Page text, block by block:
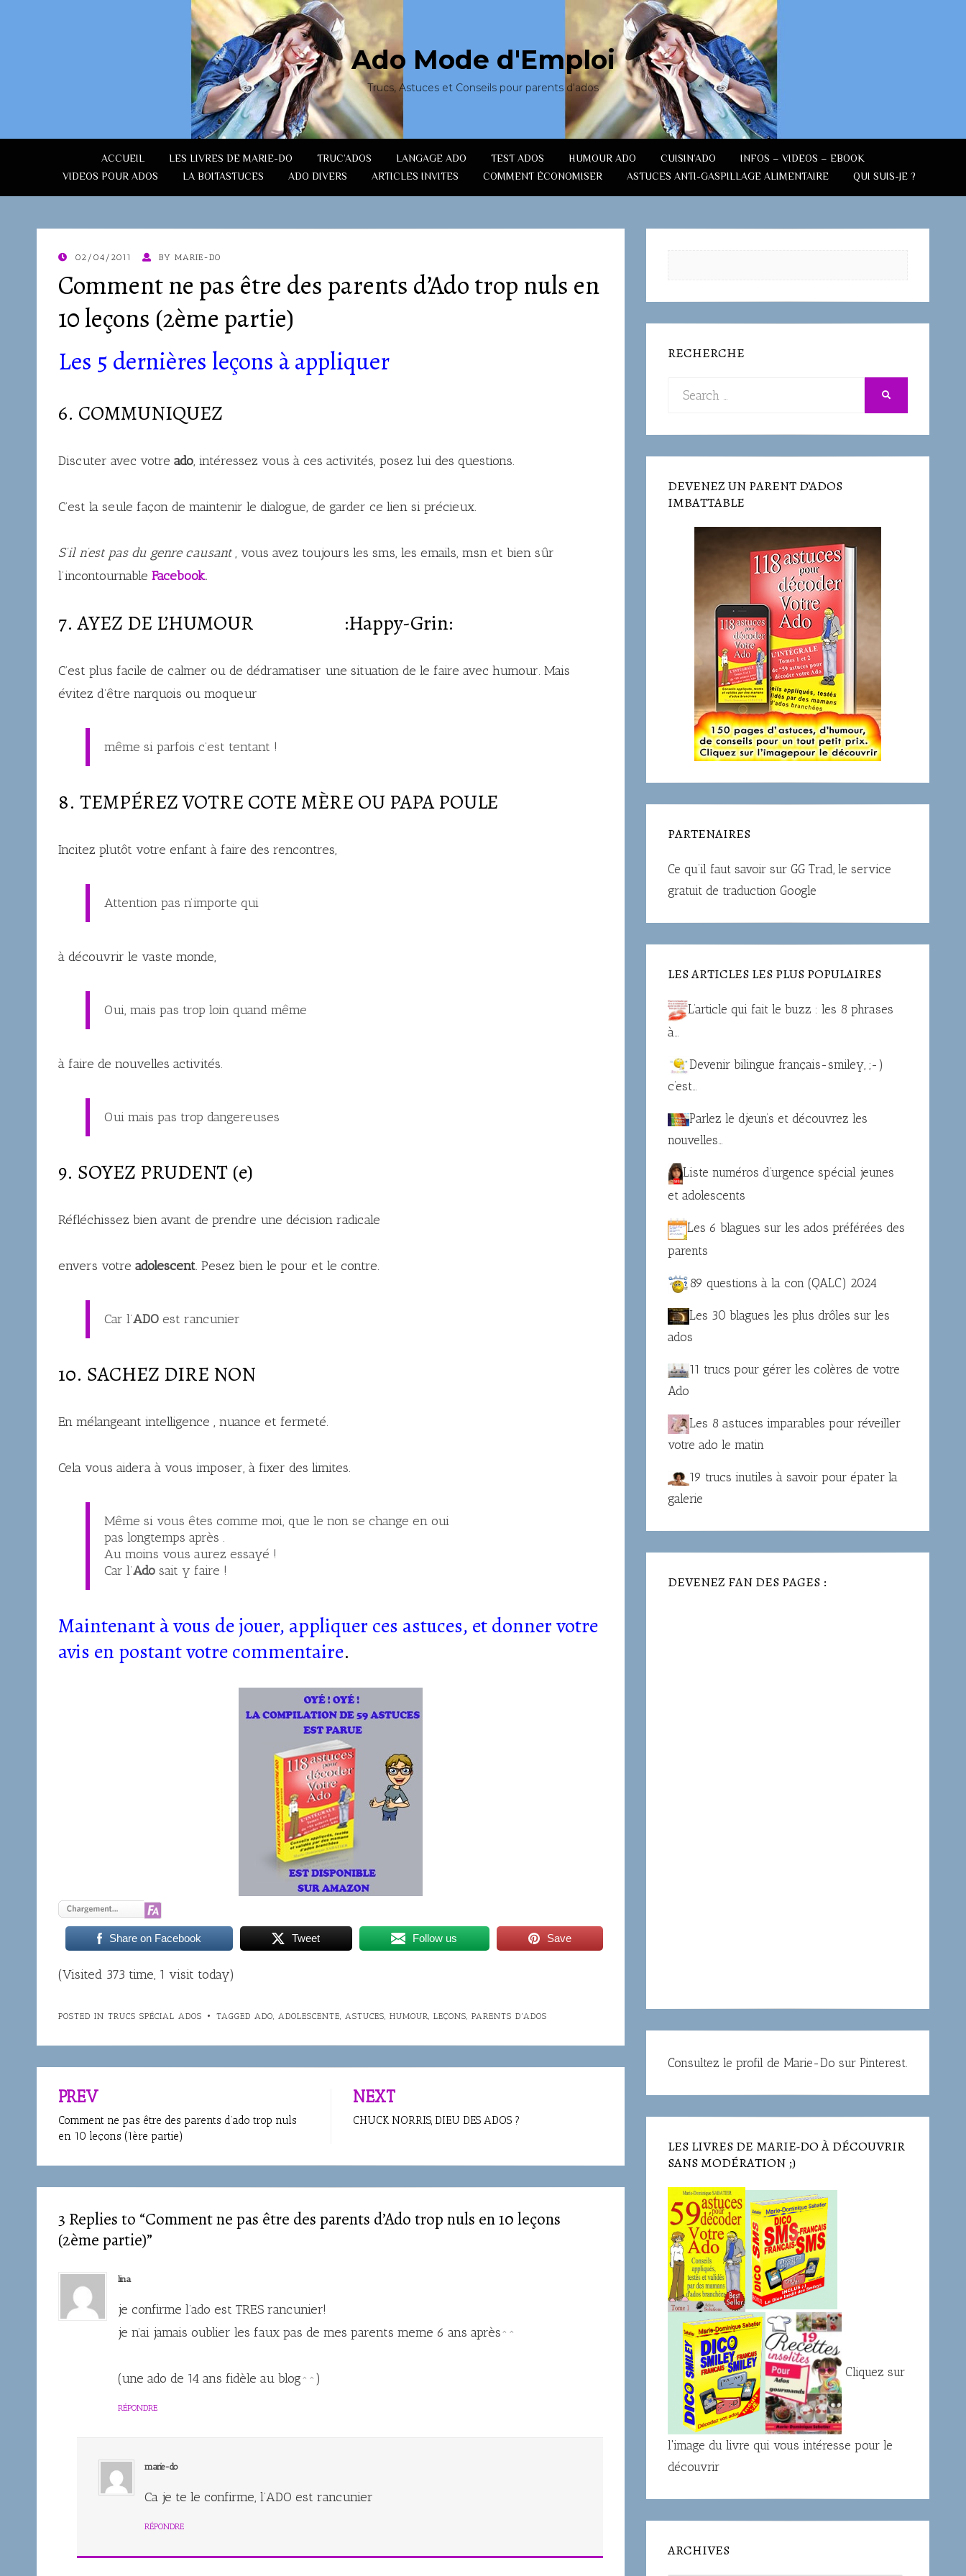
Ado Mode d'Emploi
Trucs, Astuces et Conseils pour parents d'ados
ACCUEIL LES LIVRES DE MARIE-DO TRUC’ADOS LANGAGE ADO TEST ADOS HUMOUR ADO CUISIN’ADO
INFOS – VIDEOS – EBOOK
VIDEOS POUR ADOS
LA BOITASTUCES ADO DIVERS ARTICLES INVITES COMMENT ÉCONOMISER ASTUCES ANTI-GASPILLAGE ALIMENTAIRE QUI SUIS-JE ?
POSTED02/04/2011 BY MARIE-DO
Comment ne pas être des parents d’Ado trop nuls en
10 leçons (2ème partie)
Les 5 dernières leçons à appliquer
6. COMMUNIQUEZ
Discuter avec votre ado, intéressez vous à ces activités, posez lui des questions.
C’est la seule façon de maintenir le dialogue, de garder ce lien si précieux.
S’il n’est pas du genre causant, vous avez toujours les sms, les emails, msn et bien sûr
l’incontournable Facebook.
7. AYEZ DE L’HUMOUR :Happy-Grin:
C’est plus facile de calmer ou de dédramatiser une situation de le faire avec humour. Mais
évitez d’être narquois ou moqueur
même si parfois c’est tentant !
8. TEMPÉREZ VOTRE COTE MÈRE OU PAPA POULE
Incitez plutôt votre enfant à faire des rencontres,
Attention pas n’importe qui
à découvrir le vaste monde,
Oui, mais pas trop loin quand même
à faire de nouvelles activités.
Oui mais pas trop dangereuses
9. SOYEZ PRUDENT (e)
Réfléchissez bien avant de prendre une décision radicale
envers votre adolescent. Pesez bien le pour et le contre.
Car l’ADO est rancunier
10. SACHEZ DIRE NON
En mélangeant intelligence , nuance et fermeté.
Cela vous aidera à vous imposer, à fixer des limites.
Même si vous êtes comme moi, que le non se change en oui
pas longtemps après .
Au moins vous aurez essayé !
Car l’Adosait y faire !
Maintenant à vous de jouer, appliquer ces astuces, etdonner votre
avis en postant votre commentaire.
Share on Facebook Tweet Follow us Save
(Visited 373 time, 1 visit today)
POSTED IN TRUCS SPÉCIAL ADOS TAGGED ADO, ADOLESCENTE, ASTUCES, HUMOUR, LEÇONS, PARENTS D'ADOS
Navigation
de
PREV
Comment ne pas être des parents d’ado trop nuls
en 10 leçons (1ère partie)
NEXT
CHUCK NORRIS, DIEU DES ADOS ?
3 Replies to “Comment ne pas être des parents d’Ado trop nuls en 10 leçons
(2ème partie)”
lina
je confirme l’ado est TRES rancunier!
je n’ai jamais oublier les faux pas de mes parents meme 6 ans après^^
(une ado de 14 ans fidèle au blog^^)
RÉPONDRE
marie-do
Ca je te le confirme, l’ADO est rancunier
RÉPONDRE
RECHERCHE
Search
DEVENEZ UN PARENT D’ADOS
IMBATTABLE
PARTENAIRES
Ce qu’il faut savoir sur GG Trad, le service
gratuit de traduction Google
LES ARTICLES LES PLUS POPULAIRES
L’article qui fait le buzz : les 8 phrases
à…
Devenir bilingue français-smiley, ;-)
c’est…
Parlez le djeun’s et découvrez les
nouvelles…
Liste numéros d’urgence spécial jeunes
et adolescents
Les 6 blagues sur les ados préférées des
parents
89 questions à la con (QALC) 2024
Les 30 blagues les plus drôles sur les
ados
11 trucs pour gérer les colères de votre
Ado
Les 8 astuces imparables pour réveiller
votre ado le matin
19 trucs inutiles à savoir pour épater la
galerie
DEVENEZ FAN DES PAGES :
Consultez le profil de Marie-Do sur Pinterest.
LES LIVRES DE MARIE-DO À DÉCOUVRIR
SANS MODÉRATION ;)
Cliquez sur
l'image du livre qui vous intéresse pour le
découvrir
ARCHIVES